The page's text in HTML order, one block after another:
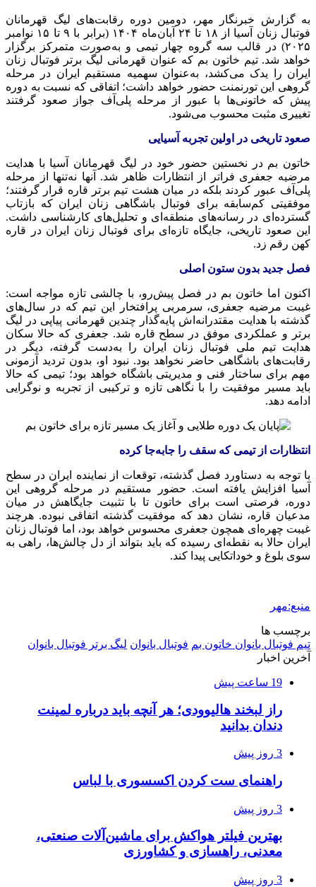
به گزارش خبرنگار مهر، دومین دوره رقابت‌های لیگ قهرمانان
فوتبال زنان آسیا از ۱۸ تا ۲۴ آبان‌ماه ۱۴۰۴ (برابر با ۹ تا ۱۵ نوامبر
۲۰۲۵) در قالب سه گروه چهار تیمی و به‌صورت متمرکز برگزار
خواهد شد. تیم خاتون بم که عنوان قهرمانی لیگ برتر فوتبال زنان
ایران را یدک می‌کشد، به‌عنوان سهمیه مستقیم ایران در مرحله
گروهی این تورنمنت حضور خواهد داشت؛ اتفاقی که نسبت به دوره
پیش که خاتونی‌ها با عبور از مرحله پلی‌آف جواز صعود گرفتند
تغییری مثبت محسوب می‌شود.
صعود تاریخی در اولین تجربه آسیایی
خاتون بم در نخستین حضور خود در لیگ قهرمانان آسیا با هدایت
مرضیه جعفری فراتر از انتظارات ظاهر شد. آنها نه‌تنها از مرحله
پلی‌آف عبور کردند بلکه در میان هشت تیم برتر قاره قرار گرفتند؛
موفقیتی کم‌سابقه برای فوتبال باشگاهی زنان ایران که بازتاب
گسترده‌ای در رسانه‌های منطقه‌ای و تحلیل‌های کارشناسی داشت.
این صعود تاریخی، جایگاه تازه‌ای برای فوتبال زنان ایران در قاره
کهن رقم زد.
فصل جدید بدون ستون اصلی
اکنون اما خاتون بم در فصل پیش‌رو، با چالشی تازه مواجه است:
غیبت مرضیه جعفری، سرمربی پرافتخار این تیم که در سال‌های
گذشته با هدایت مقتدرانه‌اش پایه‌گذار چندین قهرمانی پیاپی در لیگ
برتر و عملکردی موفق در سطح قاره شد. جعفری که حالا سکان
هدایت تیم ملی فوتبال زنان ایران را به‌دست گرفته، دیگر در
رقابت‌های باشگاهی حاضر نخواهد بود. نبود او، بدون تردید آزمونی
مهم برای ساختار فنی و مدیریتی باشگاه خواهد بود؛ تیمی که حالا
باید مسیر موفقیت را با نگاهی تازه و ترکیبی از تجربه و نوگرایی
ادامه دهد.
انتظارات از تیمی که سقف را جابه‌جا کرده
با توجه به دستاورد فصل گذشته، توقعات از نماینده ایران در سطح
آسیا افزایش یافته است. حضور مستقیم در مرحله گروهی این
دوره، فرصتی است برای خاتون تا با تثبیت جایگاهش در میان
مدعیان قاره، نشان دهد که موفقیت گذشته اتفاقی نبوده. هرچند
غیبت چهره‌ای همچون جعفری محسوس خواهد بود، اما فوتبال زنان
ایران حالا به نقطه‌ای رسیده که باید بتواند از دل چالش‌ها، راهی به
سوی بلوغ و خوداتکایی پیدا کند.
منبع:مهر
برچسب ها
تیم فوتبال بانوان خاتون بم فوتبال بانوان لیگ برتر فوتبال بانوان
آخرین اخبار
19 ساعت پیش
راز لبخند هالیوودی؛ هر آنچه باید درباره لمینت
دندان بدانید
3 روز پیش
راهنمای ست کردن اکسسوری با لباس
3 روز پیش
بهترین فیلتر هواکش برای ماشین‌آلات صنعتی،
معدنی، راهسازی و کشاورزی
3 روز پیش